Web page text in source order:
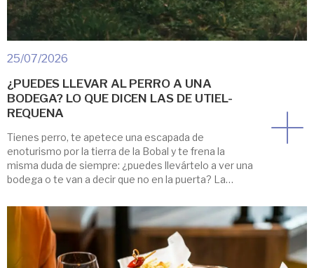
25/07/2026
¿PUEDES LLEVAR AL PERRO A UNA
BODEGA? LO QUE DICEN LAS DE UTIEL-
REQUENA
Tienes perro, te apetece una escapada de
enoturismo por la tierra de la Bobal y te frena la
misma duda de siempre: ¿puedes llevártelo a ver una
bodega o te van a decir que no en la puerta? La
puedes moverte con tu perro por el […]